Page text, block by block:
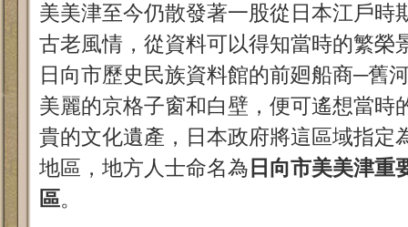
美美津至今仍散發著一股從日本江戶時
古老風情，從資料可以得知當時的繁榮
日向市歷史民族資料館的前廻船商─舊
美麗的京格子窗和白壁，便可遙想當時
貴的文化遺產，日本政府將這區域指定
地區，地方人士命名為 日向市美美津重
區。